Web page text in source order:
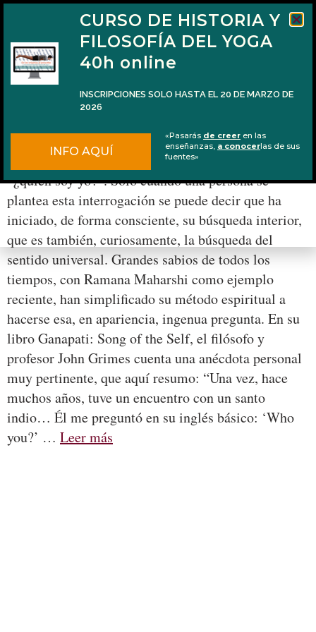
Ātmaṣaṭkam, un poema sobre la identidad
En el camino espiritual, la pregunta definitiva es
“¿quién soy yo?”. Sólo cuando una persona se
plantea esta interrogación se puede decir que ha
iniciado, de forma consciente, su búsqueda interior,
que es también, curiosamente, la búsqueda del
sentido universal. Grandes sabios de todos los
tiempos, con Ramana Maharshi como ejemplo
reciente, han simplificado su método espiritual a
hacerse esa, en apariencia, ingenua pregunta. En su
libro Ganapati: Song of the Self, el filósofo y
profesor John Grimes cuenta una anécdota personal
muy pertinente, que aquí resumo: “Una vez, hace
muchos años, tuve un encuentro con un santo
indio… Él me preguntó en su inglés básico: ‘Who
you?’ … Leer más
CURSO DE HISTORIA Y
FILOSOFÍA DEL YOGA
40h online
INSCRIPCIONES SOLO HASTA EL 20 DE MARZO DE
2026
INFO AQUÍ
«Pasarás de creer en las
enseñanzas, a conocerlas de sus
fuentes»